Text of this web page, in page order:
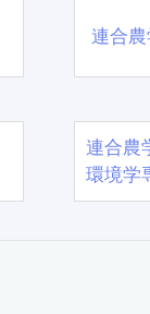
連合
連合農
環境学